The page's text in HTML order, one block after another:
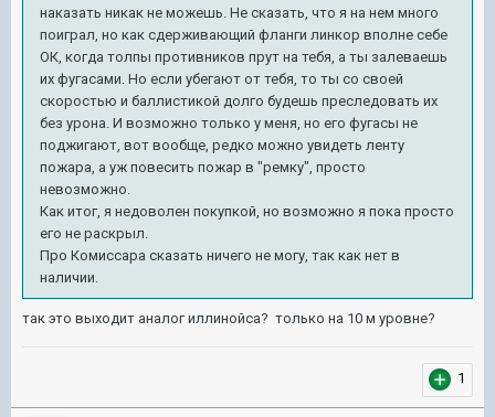
наказать никак не можешь. Не сказать, что я на нем много
поиграл, но как сдерживающий фланги линкор вполне себе
ОК, когда толпы противников прут на тебя, а ты залеваешь
их фугасами. Но если убегают от тебя, то ты со своей
скоростью и баллистикой долго будешь преследовать их
без урона. И возможно только у меня, но его фугасы не
поджигают, вот вообще, редко можно увидеть ленту
пожара, а уж повесить пожар в "ремку", просто
невозможно.
Как итог, я недоволен покупкой, но возможно я пока просто
его не раскрыл.
Про Комиссара сказать ничего не могу, так как нет в
наличии.
так это выходит аналог иллинойса? только на 10 м уровне?
1